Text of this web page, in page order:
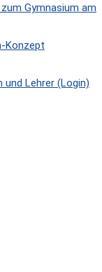
Gymnasium am
Konzept
und Lehrer (Login)